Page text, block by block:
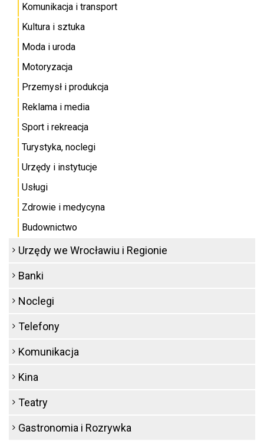
Komunikacja i transport
Kultura i sztuka
Moda i uroda
Motoryzacja
Przemysł i produkcja
Reklama i media
Sport i rekreacja
Turystyka, noclegi
Urzędy i instytucje
Usługi
Zdrowie i medycyna
Budownictwo
Urzędy we Wrocławiu i Regionie
Banki
Noclegi
Telefony
Komunikacja
Kina
Teatry
Gastronomia i Rozrywka